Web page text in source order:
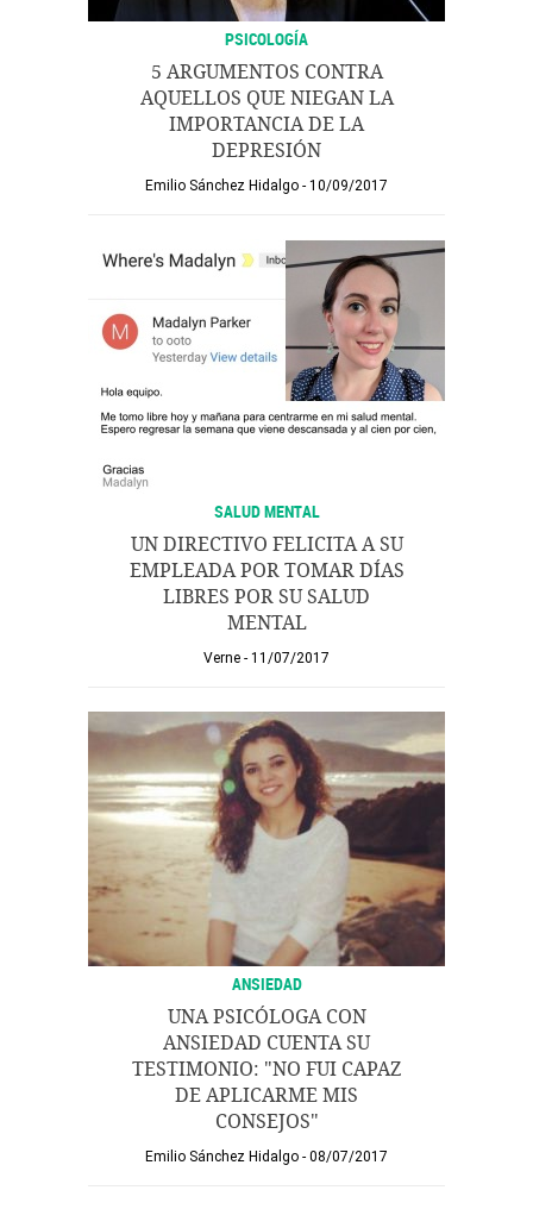
PSICOLOGÍA
5 ARGUMENTOS CONTRA
AQUELLOS QUE NIEGAN LA
IMPORTANCIA DE LA
DEPRESIÓN
Emilio Sánchez Hidalgo 10/09/2017
SALUD MENTAL
UN DIRECTIVO FELICITA A SU
EMPLEADA POR TOMAR DÍAS
LIBRES POR SU SALUD
MENTAL
Verne 11/07/2017
ANSIEDAD
UNA PSICÓLOGA CON
ANSIEDAD CUENTA SU
TESTIMONIO: "NO FUI CAPAZ
DE APLICARME MIS
CONSEJOS"
Emilio Sánchez Hidalgo 08/07/2017